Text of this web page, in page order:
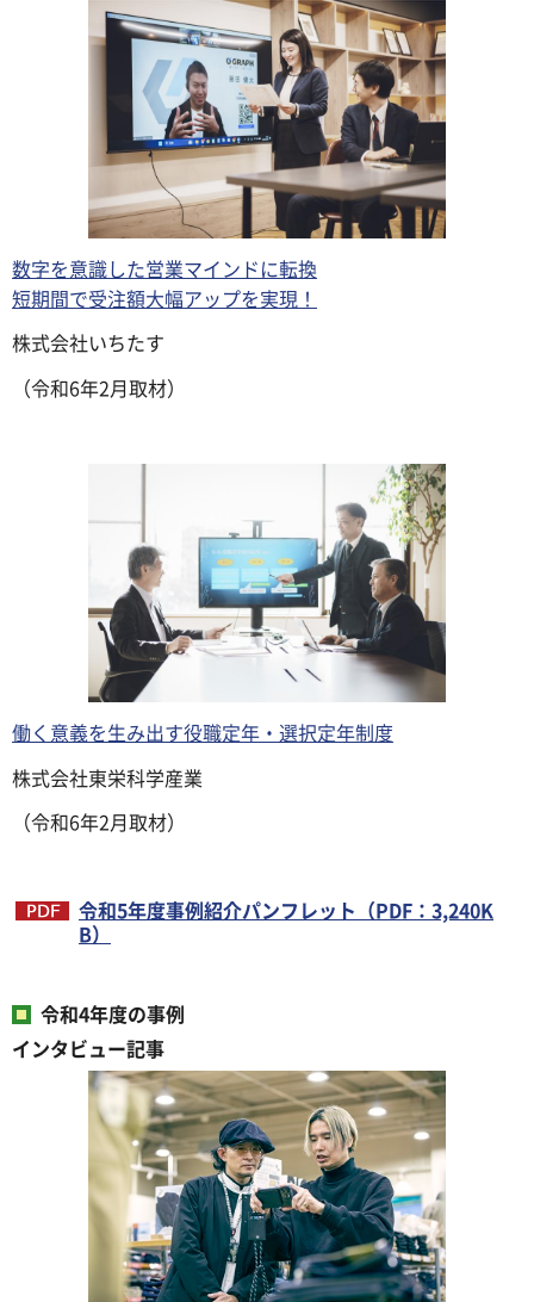
数字を意識した営業マインドに転換
短期間で受注額大幅アップを実現！
株式会社いちたす
（令和6年2月取材）
働く意義を生み出す役職定年・選択定年制度
株式会社東栄科学産業
（令和6年2月取材）
令和5年度事例紹介パンフレット（PDF：3,240K
B）
令和4年度の事例
インタビュー記事